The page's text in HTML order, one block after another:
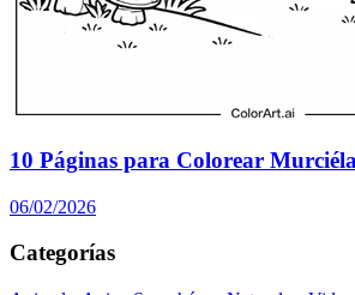
10 Páginas para Colorear
06/02/2026
Categorías